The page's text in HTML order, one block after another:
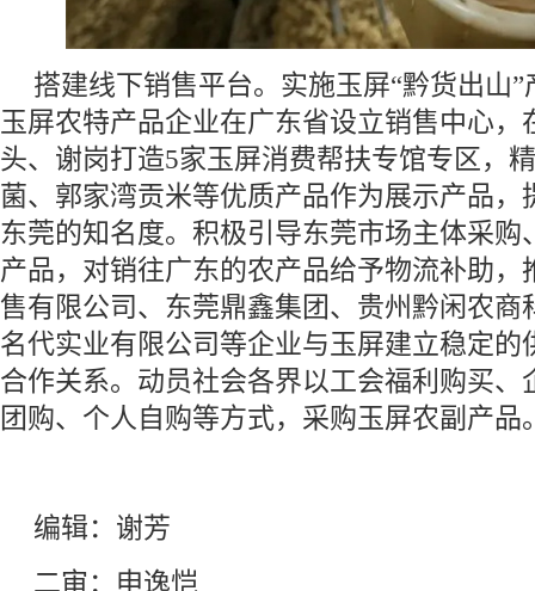
搭建线下销售平台。实施玉屏“黔货出山
玉屏农特产品企业在广东省设立销售中心，
头、谢岗打造5家玉屏消费帮扶专馆专区，
菌、郭家湾贡米等优质产品作为展示产品，
东莞的知名度。积极引导东莞市场主体采购
产品，对销往广东的农产品给予物流补助，
售有限公司、东莞鼎鑫集团、贵州黔闲农商
名代实业有限公司等企业与玉屏建立稳定的
合作关系。动员社会各界以工会福利购买、
团购、个人自购等方式，采购玉屏农副产品
编辑：谢芳
二审：申逸恺